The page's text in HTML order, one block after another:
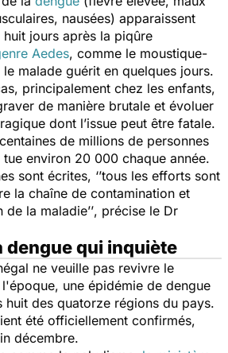
nausées) apparaissent
jours après la piqûre
Aedes, comme le moustique-
malade guérit en quelques jours.
principalement chez les enfants,
de manière brutale et évoluer
dont l’issue peut être fatale.
de millions de personnes
environ 20 000 chaque année.
sont écrites, ‘’tous les efforts sont
la chaîne de contamination et
la maladie’’, précise le Dr
dengue qui inquiète
ne veuille pas revivre le
une épidémie de dengue
huit des quatorze régions du pays.
été officiellement confirmés,
décembre.